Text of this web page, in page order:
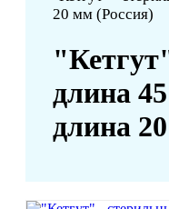
20 мм (Россия)
длина
длина